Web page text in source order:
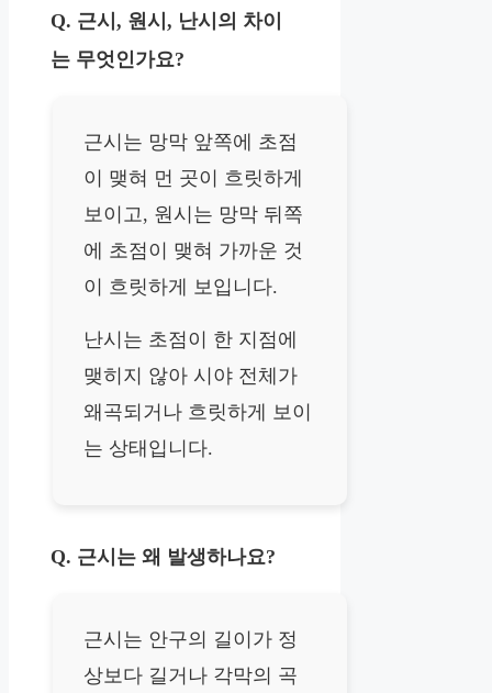
Q. 근시, 원시, 난시의 차이
는 무엇인가요?
근시는 망막 앞쪽에 초점
이 맺혀 먼 곳이 흐릿하게
보이고, 원시는 망막 뒤쪽
에 초점이 맺혀 가까운 것
이 흐릿하게 보입니다.
난시는 초점이 한 지점에
맺히지 않아 시야 전체가
왜곡되거나 흐릿하게 보이
는 상태입니다.
Q. 근시는 왜 발생하나요?
근시는 안구의 길이가 정
상보다 길거나 각막의 곡